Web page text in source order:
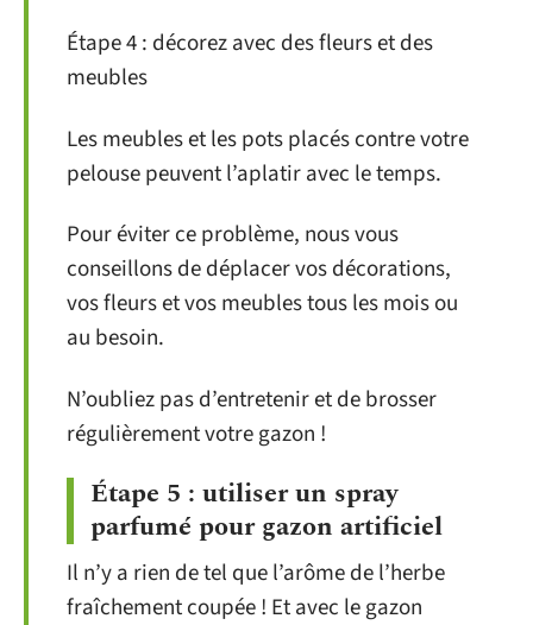
Étape 4 : décorez avec des fleurs et des
meubles
Les meubles et les pots placés contre votre
pelouse peuvent l’aplatir avec le temps.
Pour éviter ce problème, nous vous
conseillons de déplacer vos décorations,
vos fleurs et vos meubles tous les mois ou
au besoin.
N’oubliez pas d’entretenir et de brosser
régulièrement votre gazon !
Étape 5 : utiliser un spray
parfumé pour gazon artificiel
Il n’y a rien de tel que l’arôme de l’herbe
fraîchement coupée ! Et avec le gazon